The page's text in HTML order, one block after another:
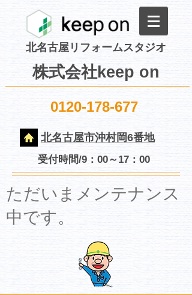
北名古屋リフォームスタジオ
株式会社keep on
0120-178-677
北名古屋市沖村岡6番地
受付時間/9：00～17：00
​ただいまメンテナンス
中です。